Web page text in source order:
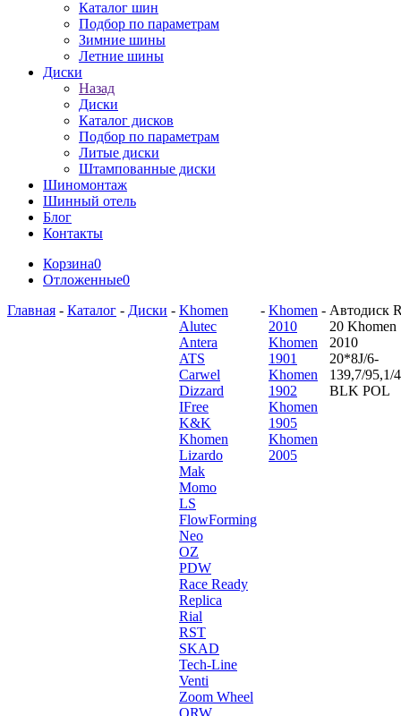
Каталог шин
Подбор по параметрам
Зимние шины
Летние шины
Диски
Назад
Диски
Каталог дисков
Подбор по параметрам
Литые диски
Штампованные диски
Шиномонтаж
Шинный отель
Блог
Контакты
Корзина0
Отложенные0
Главная - Каталог - Диски - Khomen
Alutec
Antera
ATS
Carwel
Dizzard
IFree
K&K
Khomen
Lizardo
Mak
Momo
LS
FlowForming
Neo
OZ
PDW
Race Ready
Replica
Rial
RST
SKAD
Tech-Line
Venti
Zoom Wheel
ORW
- Khomen
2010
Khomen
1901
Khomen
1902
Khomen
1905
Khomen
2005
- Автодиск
20 Khomen
2010
20*8J/6-
139,7/95,1/
BLK POL